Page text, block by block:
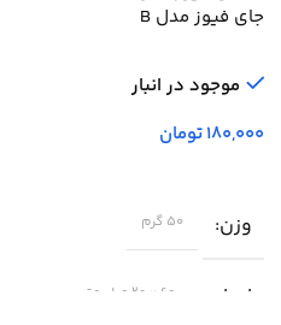
جای فیوز مدل B
موجود در انبار
تومان
وزن 50 گرم
ابعاد 60 × 20 میلی‌متر